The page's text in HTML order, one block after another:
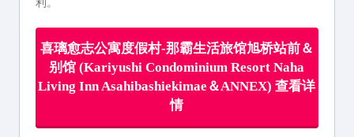
利。
喜璃愈志公寓度假村-那霸生活旅馆旭桥站前＆
别馆 (Kariyushi Condominium Resort Naha
Living Inn Asahibashiekimae＆ANNEX) 查看详
情